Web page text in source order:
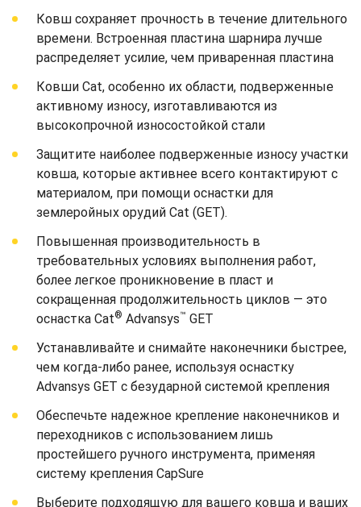
Ковш сохраняет прочность в течение длительного
времени. Встроенная пластина шарнира лучше
распределяет усилие, чем приваренная пластина
Ковши Cat, особенно их области, подверженные
активному износу, изготавливаются из
высокопрочной износостойкой стали
Защитите наиболее подверженные износу участки
ковша, которые активнее всего контактируют с
материалом, при помощи оснастки для
землеройных орудий Cat (GET).
Повышенная производительность в
требовательных условиях выполнения работ,
более легкое проникновение в пласт и
сокращенная продолжительность циклов — это
оснастка Cat® Advansys™ GET
Устанавливайте и снимайте наконечники быстрее,
чем когда-либо ранее, используя оснастку
Advansys GET с безударной системой крепления
Обеспечьте надежное крепление наконечников и
переходников с использованием лишь
простейшего ручного инструмента, применяя
систему крепления CapSure
Выберите подходящую для вашего ковша и ваших